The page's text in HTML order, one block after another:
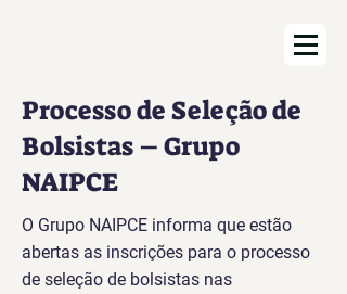
Processo de Seleção de
Bolsistas – Grupo
NAIPCE
O Grupo NAIPCE informa que estão
abertas as inscrições para o processo
de seleção de bolsistas nas